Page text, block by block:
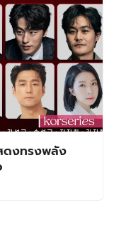
ดงทรงพลัง